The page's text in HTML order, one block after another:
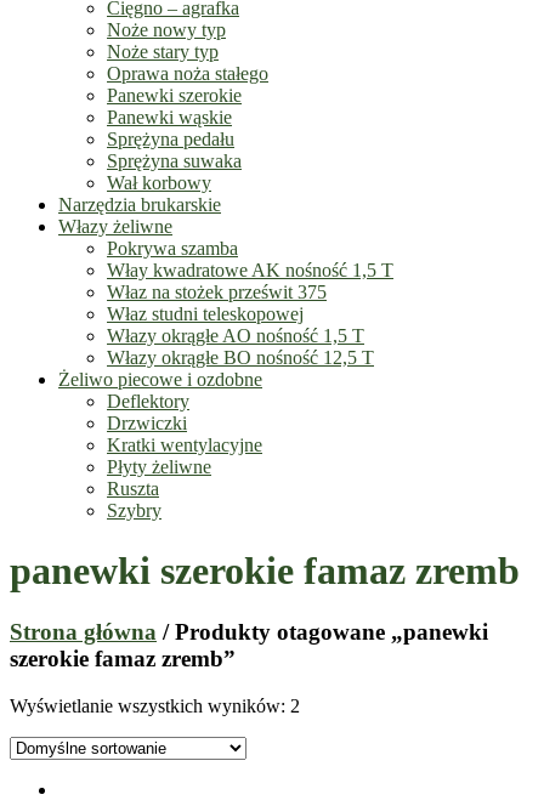
Cięgno – agrafka
Noże nowy typ
Noże stary typ
Oprawa noża stałego
Panewki szerokie
Panewki wąskie
Sprężyna pedału
Sprężyna suwaka
Wał korbowy
Narzędzia brukarskie
Włazy żeliwne
Pokrywa szamba
Włay kwadratowe AK nośność 1,5 T
Właz na stożek prześwit 375
Właz studni teleskopowej
Włazy okrągłe AO nośność 1,5 T
Włazy okrągłe BO nośność 12,5 T
Żeliwo piecowe i ozdobne
Deflektory
Drzwiczki
Kratki wentylacyjne
Płyty żeliwne
Ruszta
Szybry
panewki szerokie famaz zremb
Strona główna / Produkty otagowane „panewki
szerokie famaz zremb”
Wyświetlanie wszystkich wyników: 2